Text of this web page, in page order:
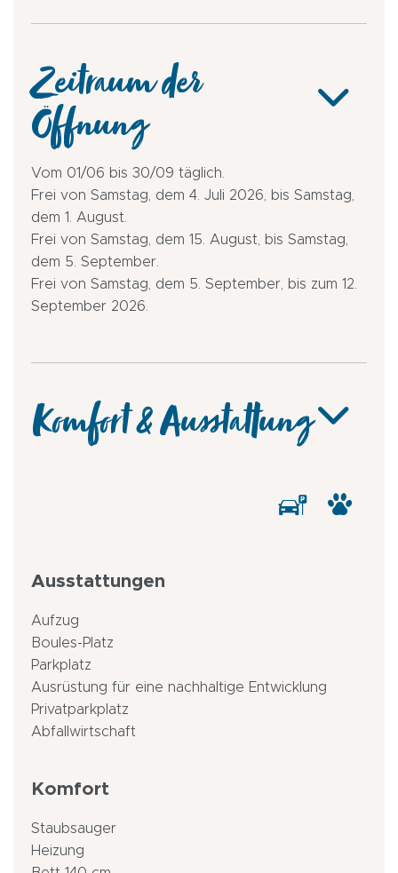
Zeitraum der
Öffnung
Vom 01/06 bis 30/09 täglich.
Frei von Samstag, dem 4. Juli 2026, bis Samstag,
dem 1. August.
Frei von Samstag, dem 15. August, bis Samstag,
dem 5. September.
Frei von Samstag, dem 5. September, bis zum 12.
September 2026.
Komfort & Ausstattung
Ausstattungen
Aufzug
Boules-Platz
Parkplatz
Ausrüstung für eine nachhaltige Entwicklung
Privatparkplatz
Abfallwirtschaft
Komfort
Staubsauger
Heizung